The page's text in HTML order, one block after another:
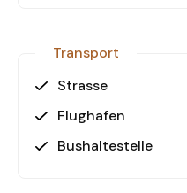
Transport
Strasse
Flughafen
Bushaltestelle